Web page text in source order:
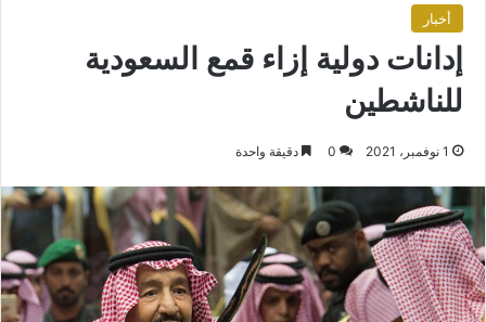
أخبار
إدانات دولية إزاء قمع السعودية
للناشطين
1 نوفمبر، 2021 0 دقيقة واحدة